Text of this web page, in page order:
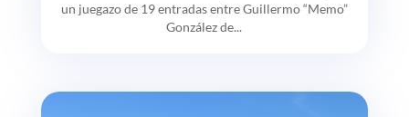
un juegazo de 19 entradas entre Guillermo “Memo”
González de...